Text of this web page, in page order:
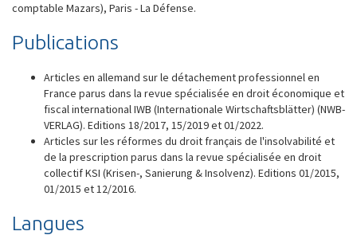
comptable Mazars), Paris - La Défense.
Publications
Articles en allemand sur le détachement professionnel en
France parus dans la revue spécialisée en droit économique et
fiscal international IWB (Internationale Wirtschaftsblätter) (NWB-
VERLAG). Editions 18/2017, 15/2019 et 01/2022.
Articles sur les réformes du droit français de l'insolvabilité et
de la prescription parus dans la revue spécialisée en droit
collectif KSI (Krisen-, Sanierung & Insolvenz). Editions 01/2015,
01/2015 et 12/2016.
Langues